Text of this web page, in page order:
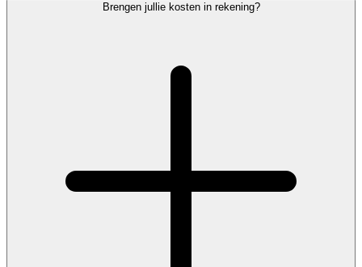
Brengen jullie kosten in rekening?